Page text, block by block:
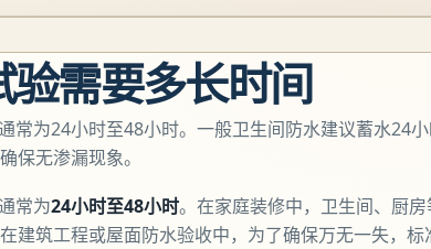
验需要多长时间
常为24小时至48小时。一般卫生间防水建议蓄水24
保无渗漏现象。
常为24小时至48小时。在家庭装修中，卫生间、厨
建筑工程或屋面防水验收中，为了确保万无一失，